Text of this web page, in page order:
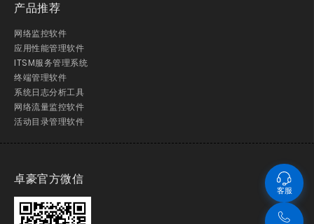
产品推荐
网络监控软件
应用性能管理软件
ITSM服务管理系统
终端管理软件
系统日志分析工具
网络流量监控软件
活动目录管理软件
卓豪官方微信
客服